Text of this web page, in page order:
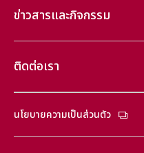
ข่าวสารและกิจกรรม
ติดต่อเรา
นโยบายความเป็นส่วนตัว